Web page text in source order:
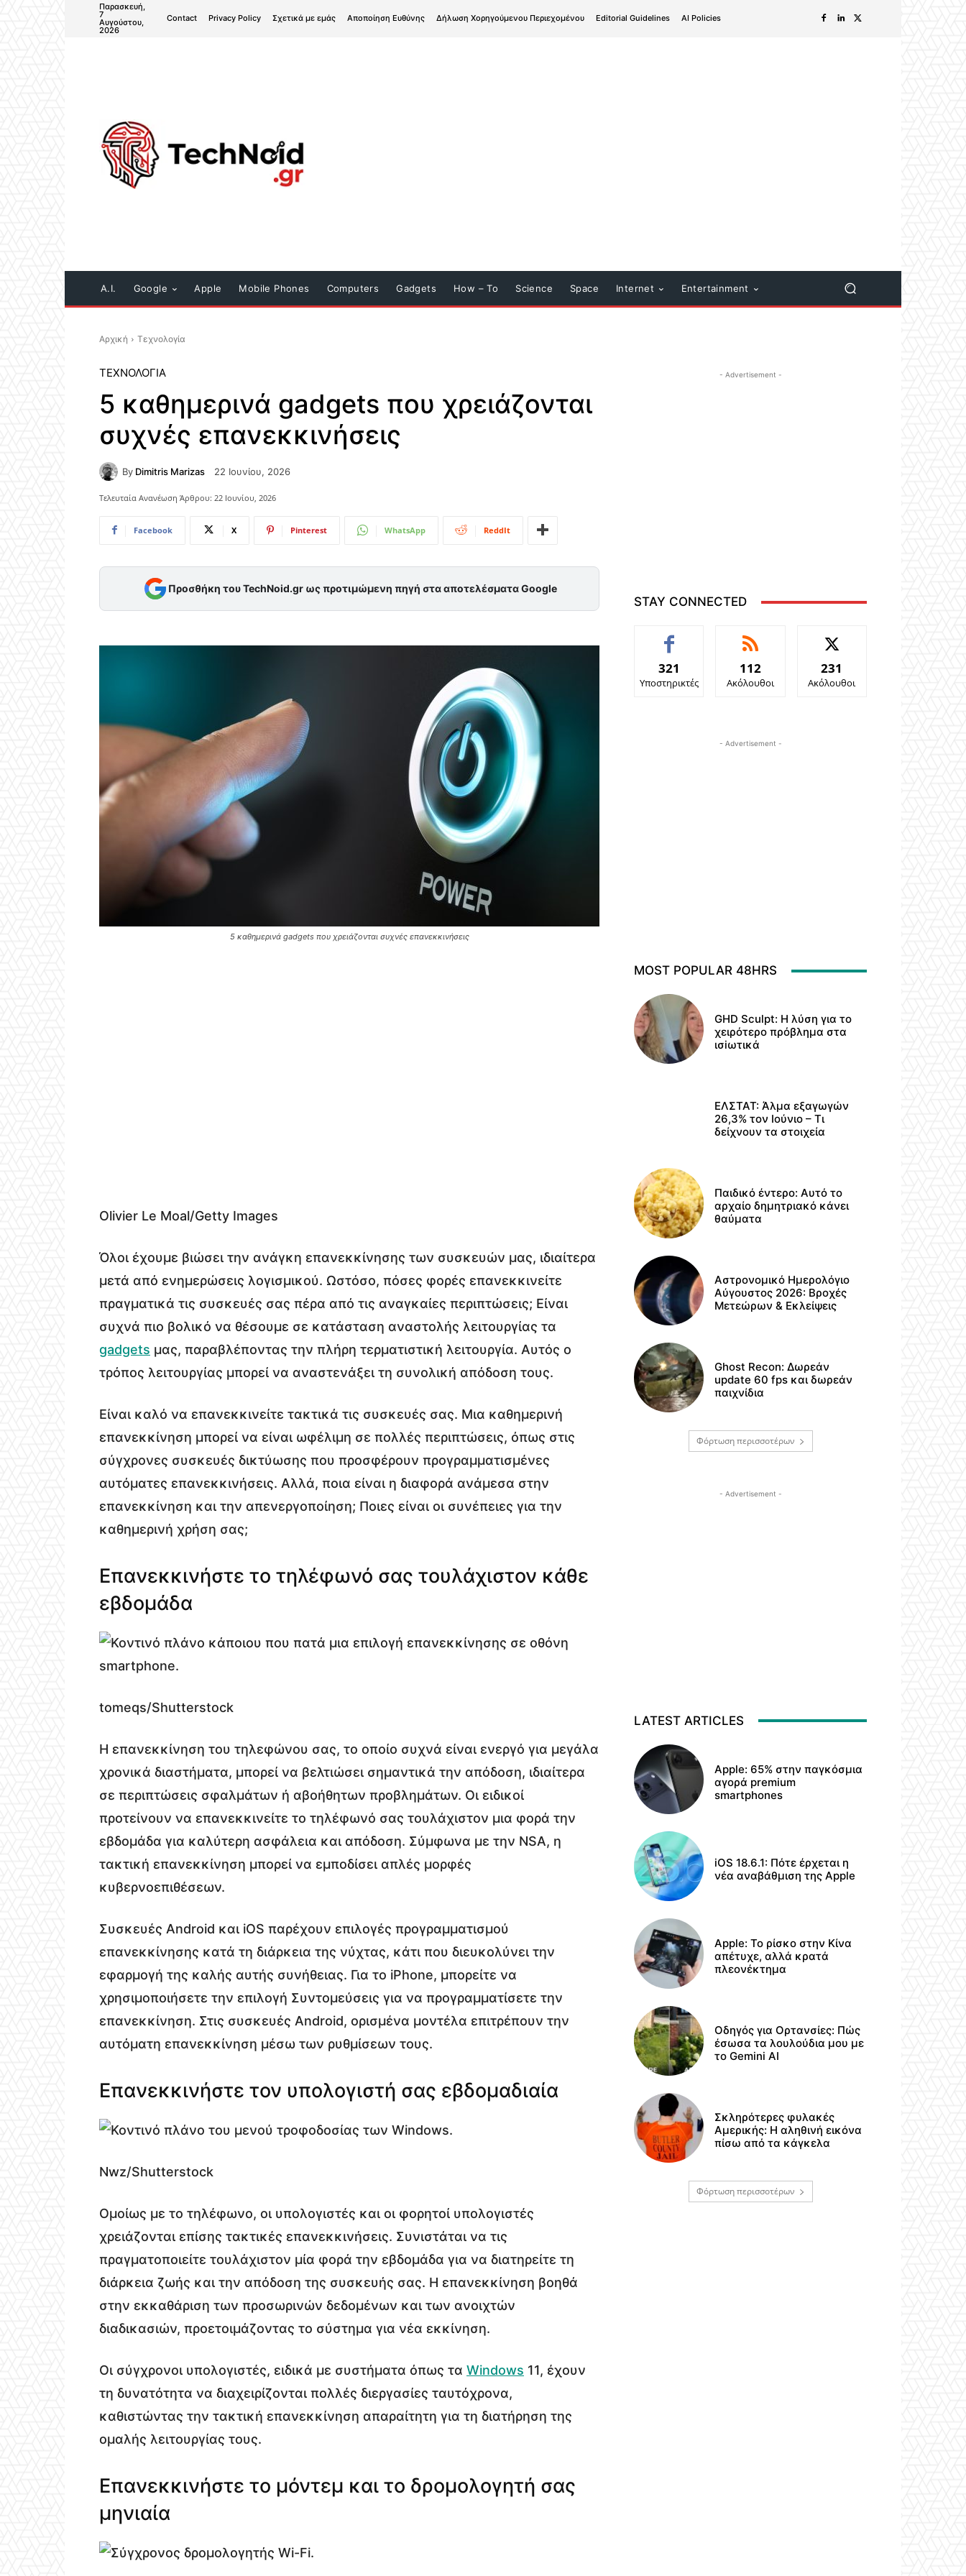
Παρασκευή,
7
Αυγούστου,
2026
Contact Privacy Policy Σχετικά με εμάς Αποποίηση Ευθύνης Δήλωση Χορηγούμενου Περιεχομένου Editorial Guidelines AI Policies
A.I. Google Apple Mobile Phones Computers Gadgets How – To Science Space Internet Entertainment
Αρχική Τεχνολογία
ΤΕΧΝΟΛΟΓΊΑ
5 καθημερινά gadgets που χρειάζονται
συχνές επανεκκινήσεις
By Dimitris Marizas 22 Ιουνίου, 2026
Τελευταία Ανανέωση Άρθρου: 22 Ιουνίου, 2026
Facebook X Pinterest WhatsApp ReddIt
Προσθήκη του TechNoid.gr ως προτιμώμενη πηγή στα αποτελέσματα Google
5 καθημερινά gadgets που χρειάζονται συχνές επανεκκινήσεις
Olivier Le Moal/Getty Images
Όλοι έχουμε βιώσει την ανάγκη επανεκκίνησης των συσκευών μας, ιδιαίτερα
μετά από ενημερώσεις λογισμικού. Ωστόσο, πόσες φορές επανεκκινείτε
πραγματικά τις συσκευές σας πέρα από τις αναγκαίες περιπτώσεις; Είναι
συχνά πιο βολικό να θέσουμε σε κατάσταση αναστολής λειτουργίας τα
gadgets μας, παραβλέποντας την πλήρη τερματιστική λειτουργία. Αυτός ο
τρόπος λειτουργίας μπορεί να αναστενάξει τη συνολική απόδοση τους.
Είναι καλό να επανεκκινείτε τακτικά τις συσκευές σας. Μια καθημερινή
επανεκκίνηση μπορεί να είναι ωφέλιμη σε πολλές περιπτώσεις, όπως στις
σύγχρονες συσκευές δικτύωσης που προσφέρουν προγραμματισμένες
αυτόματες επανεκκινήσεις. Αλλά, ποια είναι η διαφορά ανάμεσα στην
επανεκκίνηση και την απενεργοποίηση; Ποιες είναι οι συνέπειες για την
καθημερινή χρήση σας;
Επανεκκινήστε το τηλέφωνό σας τουλάχιστον κάθε
εβδομάδα
tomeqs/Shutterstock
Η επανεκκίνηση του τηλεφώνου σας, το οποίο συχνά είναι ενεργό για μεγάλα
χρονικά διαστήματα, μπορεί να βελτιώσει σημαντικά την απόδοση, ιδιαίτερα
σε περιπτώσεις σφαλμάτων ή αβοήθητων προβλημάτων. Οι ειδικοί
προτείνουν να επανεκκινείτε το τηλέφωνό σας τουλάχιστον μια φορά την
εβδομάδα για καλύτερη ασφάλεια και απόδοση. Σύμφωνα με την NSA, η
τακτική επανεκκίνηση μπορεί να εμποδίσει απλές μορφές
κυβερνοεπιθέσεων.
Συσκευές Android και iOS παρέχουν επιλογές προγραμματισμού
επανεκκίνησης κατά τη διάρκεια της νύχτας, κάτι που διευκολύνει την
εφαρμογή της καλής αυτής συνήθειας. Για το iPhone, μπορείτε να
χρησιμοποιήσετε την επιλογή Συντομεύσεις για να προγραμματίσετε την
επανεκκίνηση. Στις συσκευές Android, ορισμένα μοντέλα επιτρέπουν την
αυτόματη επανεκκίνηση μέσω των ρυθμίσεων τους.
Επανεκκινήστε τον υπολογιστή σας εβδομαδιαία
Nwz/Shutterstock
Ομοίως με το τηλέφωνο, οι υπολογιστές και οι φορητοί υπολογιστές
χρειάζονται επίσης τακτικές επανεκκινήσεις. Συνιστάται να τις
πραγματοποιείτε τουλάχιστον μία φορά την εβδομάδα για να διατηρείτε τη
διάρκεια ζωής και την απόδοση της συσκευής σας. Η επανεκκίνηση βοηθά
στην εκκαθάριση των προσωρινών δεδομένων και των ανοιχτών
διαδικασιών, προετοιμάζοντας το σύστημα για νέα εκκίνηση.
Οι σύγχρονοι υπολογιστές, ειδικά με συστήματα όπως τα Windows 11, έχουν
τη δυνατότητα να διαχειρίζονται πολλές διεργασίες ταυτόχρονα,
καθιστώντας την τακτική επανεκκίνηση απαραίτητη για τη διατήρηση της
ομαλής λειτουργίας τους.
Επανεκκινήστε το μόντεμ και το δρομολογητή σας
μηνιαία
- Advertisement -
STAY CONNECTED
321
Υποστηρικτές
112
Ακόλουθοι
231
Ακόλουθοι
- Advertisement -
MOST POPULAR 48HRS
GHD Sculpt: Η λύση για το
χειρότερο πρόβλημα στα
ισiωτικά
ΕΛΣΤΑΤ: Άλμα εξαγωγών
26,3% τον Ιούνιο – Τι
δείχνουν τα στοιχεία
Παιδικό έντερο: Αυτό το
αρχαίο δημητριακό κάνει
θαύματα
Αστρονομικό Ημερολόγιο
Αύγουστος 2026: Βροχές
Μετεώρων & Εκλείψεις
Ghost Recon: Δωρεάν
update 60 fps και δωρεάν
παιχνίδια
Φόρτωση περισσοτέρων
- Advertisement -
LATEST ARTICLES
Apple: 65% στην παγκόσμια
αγορά premium
smartphones
iOS 18.6.1: Πότε έρχεται η
νέα αναβάθμιση της Apple
Apple: Το ρίσκο στην Κίνα
απέτυχε, αλλά κρατά
πλεονέκτημα
Οδηγός για Ορτανσίες: Πώς
έσωσα τα λουλούδια μου με
το Gemini AI
Σκληρότερες φυλακές
Αμερικής: Η αληθινή εικόνα
πίσω από τα κάγκελα
Φόρτωση περισσοτέρων